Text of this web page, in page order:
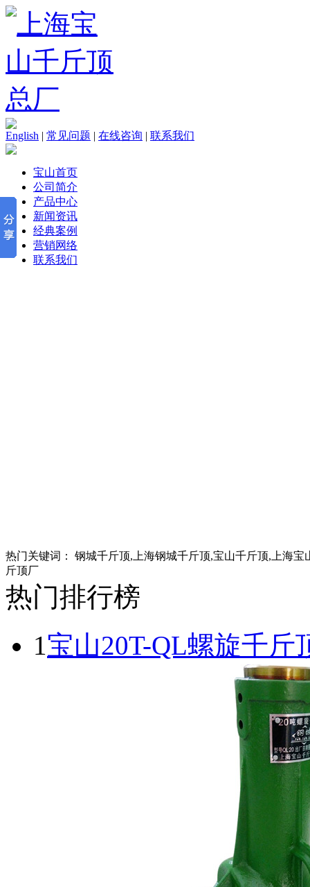
English | 常见问题 | 在线咨询 | 联系我们
宝山首页
公司简介
产品中心
新闻资讯
经典案例
营销网络
联系我们
热门关键词：
钢城千斤顶,上海钢城千斤顶,宝山千斤顶,上海
斤顶厂
热门排行榜
1宝山20T-QL螺旋千斤